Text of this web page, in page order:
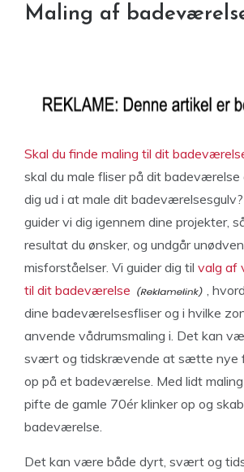
Maling af
Skal du finde maling til dit
skal du male fliser på dit badeværelse
dig ud i at male dit
guider vi dig igennem dine projekter,
resultat du ønsker, og undgår
misforståelser. Vi guider dig til valg af
til dit badeværelse
,
dine badeværelsesfliser og i hvilke
anvende vådrumsmaling i. Det kan
svært og tidskrævende at sætte nye
op på et badeværelse. Med lidt
pifte de gamle 70ér klinker op og
badeværelse.
Det kan være både dyrt, svært og